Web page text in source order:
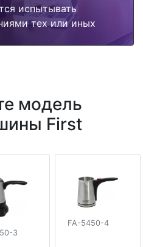
испытывать
тех или иных
модель
First
3
FA-5450-4